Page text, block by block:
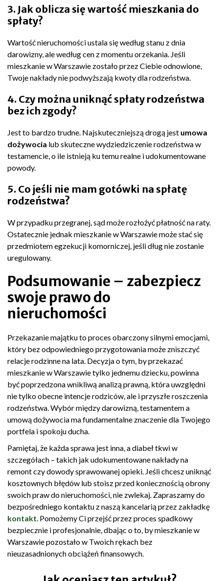
3. Jak oblicza się wartość mieszkania do
spłaty?
Wartość nieruchomości ustala się według stanu z dnia
darowizny, ale według cen z momentu orzekania. Jeśli
mieszkanie w Warszawie zostało przez Ciebie odnowione,
Twoje nakłady nie podwyższają kwoty dla rodzeństwa.
4. Czy można uniknąć spłaty rodzeństwa
bez ich zgody?
Jest to bardzo trudne. Najskuteczniejszą drogą jest umowa
dożywocia lub skuteczne wydziedziczenie rodzeństwa w
testamencie, o ile istnieją ku temu realne i udokumentowane
powody.
5. Co jeśli nie mam gotówki na spłatę
rodzeństwa?
W przypadku przegranej, sąd może rozłożyć płatność na raty.
Ostatecznie jednak mieszkanie w Warszawie może stać się
przedmiotem egzekucji komorniczej, jeśli dług nie zostanie
uregulowany.
Podsumowanie – zabezpiecz
swoje prawo do
nieruchomości
Przekazanie majątku to proces obarczony silnymi emocjami,
który bez odpowiedniego przygotowania może zniszczyć
relacje rodzinne na lata. Decyzja o tym, by przekazać
mieszkanie w Warszawie tylko jednemu dziecku, powinna
być poprzedzona wnikliwą analizą prawną, która uwzględni
nie tylko obecne intencje rodziców, ale i przyszłe roszczenia
rodzeństwa. Wybór między darowizną, testamentem a
umową dożywocia ma fundamentalne znaczenie dla Twojego
portfela i spokoju ducha.
Pamiętaj, że każda sprawa jest inna, a diabeł tkwi w
szczegółach – takich jak udokumentowane nakłady na
remont czy dowody sprawowanej opieki. Jeśli chcesz uniknąć
kosztownych błędów lub stoisz przed koniecznością obrony
swoich praw do nieruchomości, nie zwlekaj. Zapraszamy do
bezpośredniego kontaktu z naszą kancelarią przez zakładkę
kontakt. Pomożemy Ci przejść przez proces spadkowy
bezpiecznie i profesjonalnie, dbając o to, by mieszkanie w
Warszawie pozostało w Twoich rękach bez
nieuzasadnionych obciążeń finansowych.